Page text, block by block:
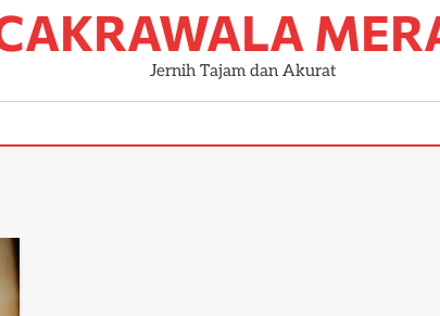
Jernih Tajam dan Akurat